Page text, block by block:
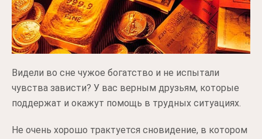
Видели во сне чужое богатство и не испытали
чувства зависти? У вас верным друзьям, которые
поддержат и окажут помощь в трудных ситуациях.
Не очень хорошо трактуется сновидение, в котором